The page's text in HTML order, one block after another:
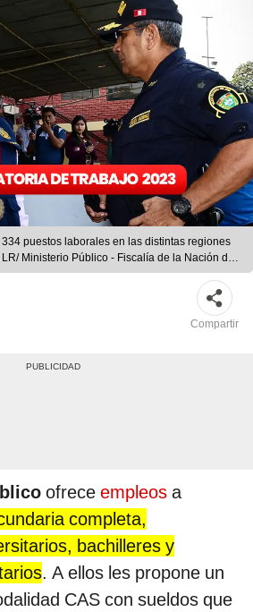
puestos laborales en las distintas regiones
Ministerio Público - Fiscalía de la Nación del
Compartir
ofrece empleos a
completa,
bachilleres y
. A ellos les propone un
CAS con sueldos que